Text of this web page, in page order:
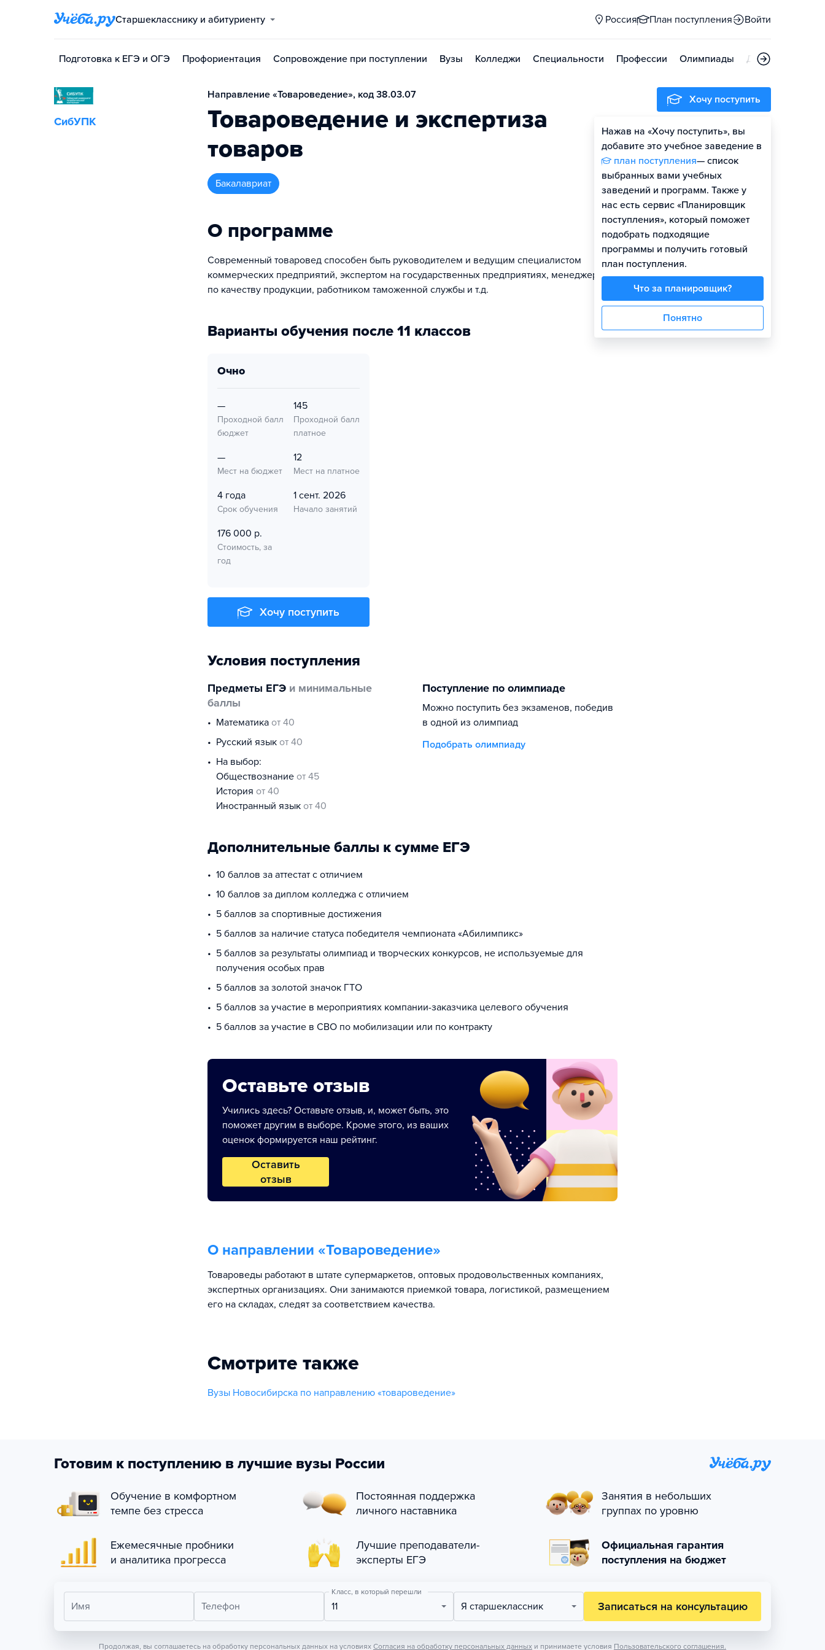
Старшекласснику и абитуриенту Россия План поступления Войти
Подготовка к ЕГЭ и ОГЭ Профориентация Сопровождение при поступлении Вузы Колледжи Специальности Профессии Олимпиады Дни открытых
СибУПК
Направление «Товароведение», код 38.03.07
Товароведение и экспертиза
товаров
бакалавриат
О программе
Современный товаровед способен быть руководителем и ведущим специалистом
коммерческих предприятий, экспертом на государственных предприятиях, менеджером
по качеству продукции, работником таможенной службы и т.д.
Варианты обучения после 11 классов
очно
—
Проходной балл
бюджет
145
Проходной балл
платное
—
Мест на бюджет
12
Мест на платное
4 года
Срок обучения
1 сент. 2026
Начало занятий
176 000 р.
Стоимость, за
год
Хочу поступить
Условия поступления
Предметы ЕГЭ и минимальные
баллы
математика от 40
русский язык от 40
На выбор:
обществознание от 45
история от 40
иностранный язык от 40
Поступление по олимпиаде
Можно поступить без экзаменов, победив
в одной из олимпиад
Подобрать олимпиаду
Дополнительные баллы к сумме ЕГЭ
10 баллов за аттестат с отличием
10 баллов за диплом колледжа с отличием
5 баллов за спортивные достижения
5 баллов за наличие статуса победителя чемпионата «Абилимпикс»
5 баллов за результаты олимпиад и творческих конкурсов, не используемые для
получения особых прав
5 баллов за золотой значок ГТО
5 баллов за участие в мероприятиях компании-заказчика целевого обучения
5 баллов за участие в СВО по мобилизации или по контракту
Оставьте отзыв
Учились здесь? Оставьте отзыв, и, может быть, это
поможет другим в выборе. Кроме этого, из ваших
оценок формируется наш рейтинг.
Оставить
отзыв
О направлении «Товароведение»
Товароведы работают в штате супермаркетов, оптовых продовольственных компаниях,
экспертных организациях. Они занимаются приемкой товара, логистикой, размещением
его на складах, следят за соответствием качества.
Смотрите также
Вузы Новосибирска по направлению «товароведение»
Хочу поступить
Нажав на «Хочу поступить», вы
добавите это учебное заведение в
план поступления— список
выбранных вами учебных
заведений и программ. Также у
нас есть сервис «Планировщик
поступления», который поможет
подобрать подходящие
программы и получить готовый
план поступления.
Что за планировщик?
Понятно
Готовим к поступлению в лучшие вузы России
Обучение в комфортном
темпе без стресса
Постоянная поддержка
личного наставника
Занятия в небольших
группах по уровню
Ежемесячные пробники
и аналитика прогресса
Лучшие преподаватели-
эксперты ЕГЭ
Официальная гарантия
поступления на бюджет
Имя Телефон
Класс, в который перешли
11 Я старшеклассник Записаться на консультацию
Продолжая, вы соглашаетесь на обработку персональных данных на условиях Согласия на обработку персональных данных и принимаете условия Пользовательского соглашения.